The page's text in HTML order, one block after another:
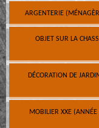
ARGENTERIE
OBJET SUR LA
DÉCORATION DE
MOBILIER XXE